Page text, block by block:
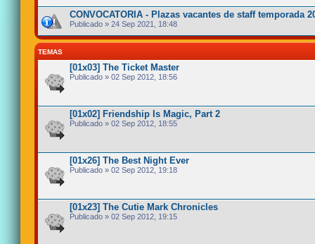
CONVOCATORIA - Plazas vacantes de staff temporada
Publicado » 24 Sep 2021, 18:48
TEMAS
[01x03] The Ticket Master
Publicado » 02 Sep 2012, 18:56
[01x02] Friendship Is Magic, Part 2
Publicado » 02 Sep 2012, 18:55
[01x26] The Best Night Ever
Publicado » 02 Sep 2012, 19:18
[01x23] The Cutie Mark Chronicles
Publicado » 02 Sep 2012, 19:15